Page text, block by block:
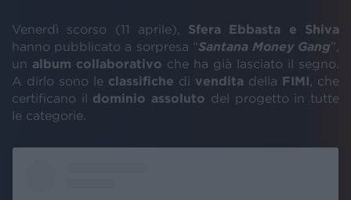
Venerdì scorso (11 aprile), Sfera Ebbasta e Shiva
hanno pubblicato a sorpresa “Santana Money Gang”,
un album collaborativo che ha già lasciato il segno.
A dirlo sono le classifiche di vendita della FIMI , che
certificano il dominio assoluto del progetto in tutte
le categorie.